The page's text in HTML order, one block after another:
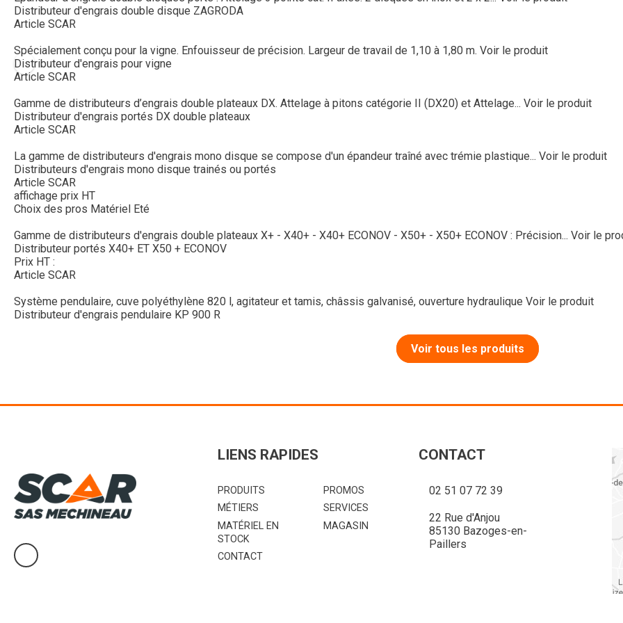
Distributeur d'engrais double disque ZAGRODA
Article SCAR
Spécialement conçu pour la vigne. Enfouisseur de précision. Largeur de travail de 1,10 à 1,80 m. Voir le produit
Distributeur d'engrais pour vigne
Article SCAR
Gamme de distributeurs d’engrais double plateaux DX. Attelage à pitons catégorie II (DX20) et Attelage... Voir le produit
Distributeur d'engrais portés DX double plateaux
Article SCAR
La gamme de distributeurs d'engrais mono disque se compose d'un épandeur traîné avec trémie plastique... Voir le produit
Distributeurs d'engrais mono disque trainés ou portés
Article SCAR
affichage prix HT
Choix des pros Matériel Eté
Gamme de distributeurs d'engrais double plateaux X+ - X40+ - X40+ ECONOV - X50+ - X50+ ECONOV : Précision... Voir le
Distributeur portés X40+ ET X50 + ECONOV
Prix HT :
Article SCAR
Système pendulaire, cuve polyéthylène 820 l, agitateur et tamis, châssis galvanisé, ouverture hydraulique Voir le produit
Distributeur d'engrais pendulaire KP 900 R
Voir tous les produits
LIENS RAPIDES
PRODUITS
PROMOS
MÉTIERS
SERVICES
MATÉRIEL EN
STOCK
MAGASIN
CONTACT
CONTACT
02 51 07 72 39
22 Rue d'Anjou
85130 Bazoges-en-
Paillers